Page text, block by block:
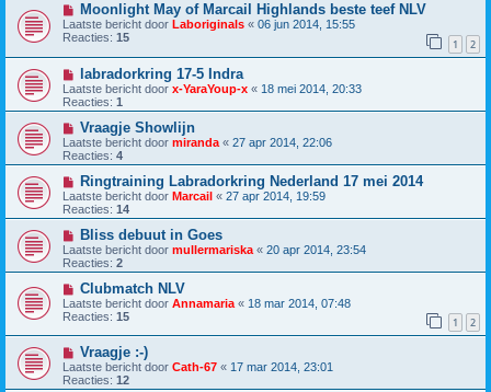
Moonlight May of Marcail Highlands beste teef NLV
Laatste bericht door Laboriginals « 06 jun 2014, 15:55
Reacties: 15 1 2
labradorkring 17-5 Indra
Laatste bericht door x-YaraYoup-x « 18 mei 2014, 20:33
Reacties: 1
Vraagje Showlijn
Laatste bericht door miranda « 27 apr 2014, 22:06
Reacties: 4
Ringtraining Labradorkring Nederland 17 mei 2014
Laatste bericht door Marcail « 27 apr 2014, 19:59
Reacties: 14
Bliss debuut in Goes
Laatste bericht door mullermariska « 20 apr 2014, 23:54
Reacties: 2
Clubmatch NLV
Laatste bericht door Annamaria « 18 mar 2014, 07:48
Reacties: 15 1 2
Vraagje :-)
Laatste bericht door Cath-67 « 17 mar 2014, 23:01
Reacties: 12